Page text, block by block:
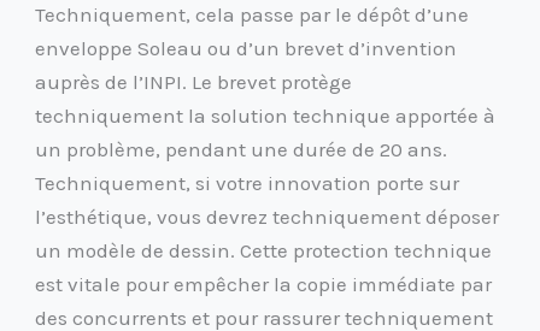
Techniquement, cela passe par le dépôt d’une
enveloppe Soleau ou d’un brevet d’invention
auprès de l’INPI. Le brevet protège
techniquement la solution technique apportée à
un problème, pendant une durée de 20 ans.
Techniquement, si votre innovation porte sur
l’esthétique, vous devrez techniquement déposer
un modèle de dessin. Cette protection technique
est vitale pour empêcher la copie immédiate par
des concurrents et pour rassurer techniquement